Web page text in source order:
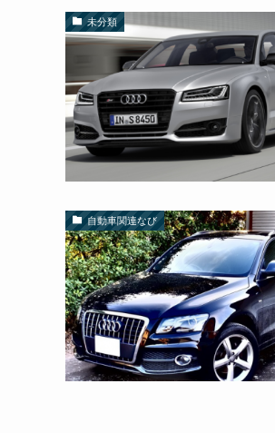
未分類
自動車関連なび